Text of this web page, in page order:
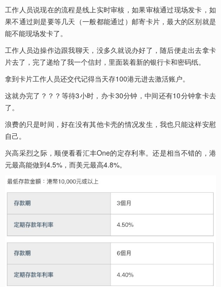
工作人员说现在的流程是线上实时审核，如果审核通过现场发卡，如
果不通过则是要等几天（一般都能通过）邮寄卡片，最大的区别就是
能不能现场发卡了。
工作人员边操作边跟我聊天，没多久就说办好了，随后便走出去拿卡
片去了，完了递给了我一个信封，里面装着新的银行卡和密码纸。
拿到卡片工作人员还交代记得当天存100港元进去激活账户。
这就办完了？？？等待3小时，办卡30分钟，中间还有10分钟拿卡去
了。
浪费的只是时间，好在没有其他卡壳的情况发生，我也只能这样安慰
自己。
兴高采烈之际，顺便看看汇丰One的定存利率。还是相当不错的，港
元最高能做到4.5%，而美元最高4.8%。